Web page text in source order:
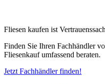
Fliesen kaufen ist
Finden Sie Ihren Fachhändler
Fliesenkauf umfassend beraten.
Jetzt Fachhändler finden!